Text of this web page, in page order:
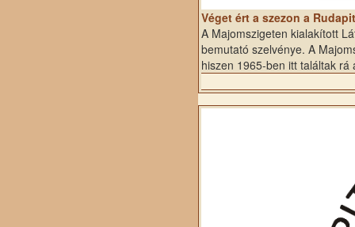
Véget ért a szezon a
A Majomszigeten kialakított
bemutató szelvénye. A
hiszen 1965-ben itt találtak rá